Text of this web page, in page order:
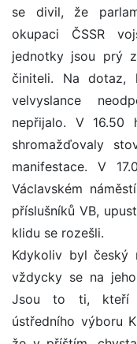
se divil, že
okupaci ČSSR
jednotky jsou prý
činiteli. Na dotaz,
velvyslance
nepřijalo. V 16.50
shromažďovaly
manifestace. V
Václavském
příslušníků VB,
klidu se rozešli.
Kdykoliv byl český
vždycky se na
Jsou to ti, kteří
ústředního výboru